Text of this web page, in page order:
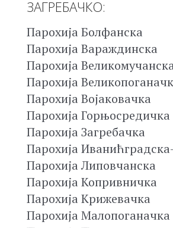
ЗАГРЕБАЧКО:
Парохија Болфанска
Парохија Вараждинска
Парохија
Парохија
Парохија Војаковачка
Парохија Горњосредичка
Парохија Загребачка
Парохија
Парохија Липовчанска
Парохија Копривничка
Парохија Крижевачка
Парохија Малопоганачка